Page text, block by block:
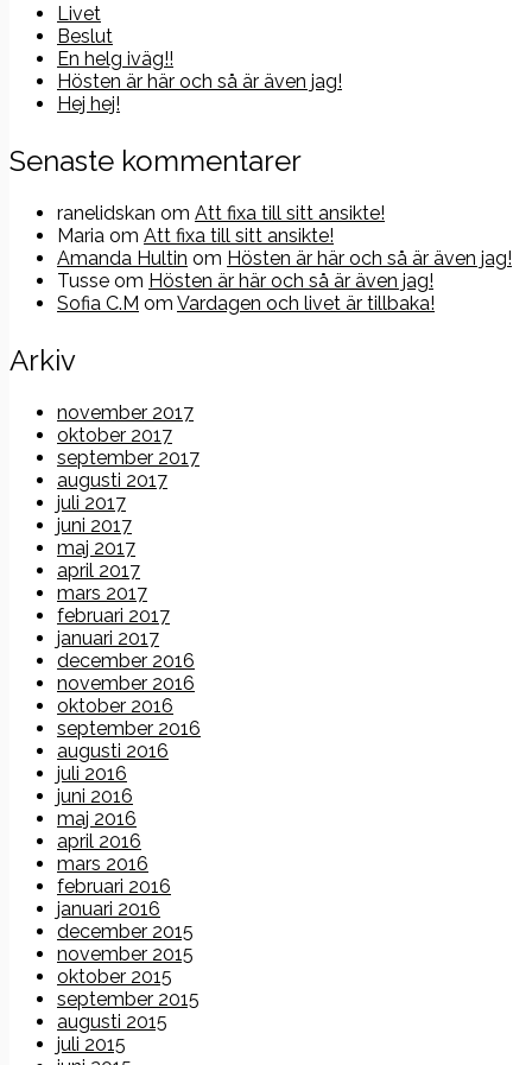
Livet
Beslut
En helg iväg!!
Hösten är här och så är även jag!
Hej hej!
Senaste kommentarer
ranelidskan om Att fixa till sitt ansikte!
Maria om Att fixa till sitt ansikte!
Amanda Hultin om Hösten är här och så är även jag!
Tusse om Hösten är här och så är även jag!
Sofia C.M om Vardagen och livet är tillbaka!
Arkiv
november 2017
oktober 2017
september 2017
augusti 2017
juli 2017
juni 2017
maj 2017
april 2017
mars 2017
februari 2017
januari 2017
december 2016
november 2016
oktober 2016
september 2016
augusti 2016
juli 2016
juni 2016
maj 2016
april 2016
mars 2016
februari 2016
januari 2016
december 2015
november 2015
oktober 2015
september 2015
augusti 2015
juli 2015